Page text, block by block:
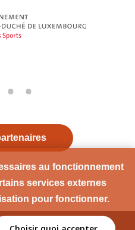
au fonctionnement
services externes
pour fonctionner.